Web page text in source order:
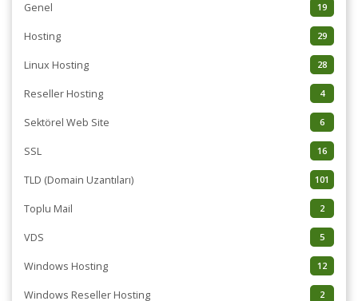
19
Genel
29
Hosting
28
Linux Hosting
4
Reseller Hosting
6
Sektörel Web Site
16
SSL
101
TLD (Domain Uzantıları)
2
Toplu Mail
5
VDS
12
Windows Hosting
2
Windows Reseller Hosting